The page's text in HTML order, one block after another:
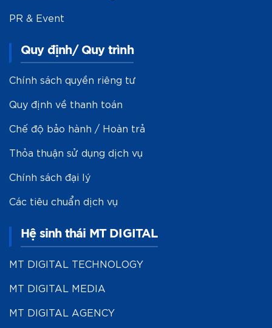
PR & Event
Quy định/ Quy trình
Chính sách quyền riêng tư
Quy định về thanh toán
Chế độ bảo hành / Hoàn trả
Thỏa thuận sử dụng dịch vụ
Chính sách đại lý
Các tiêu chuẩn dịch vụ
Hệ sinh thái MT DIGITAL
MT DIGITAL TECHNOLOGY
MT DIGITAL MEDIA
MT DIGITAL AGENCY